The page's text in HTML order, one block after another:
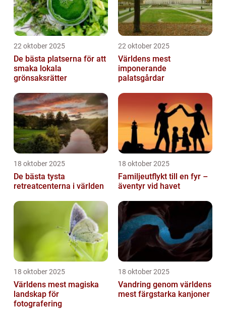
22 oktober 2025
De bästa platserna för att
smaka lokala
grönsaksrätter
22 oktober 2025
Världens mest
imponerande
palatsgårdar
18 oktober 2025
De bästa tysta
retreatcenterna i världen
18 oktober 2025
Familjeutflykt till en fyr –
äventyr vid havet
18 oktober 2025
Världens mest magiska
landskap för
fotografering
18 oktober 2025
Vandring genom världens
mest färgstarka kanjoner